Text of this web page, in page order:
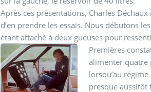
Après ces présentations, Charles
d’en prendre les essais. Nous débutons
étant attaché à deux gueuses pour
Premières
alimenter quatre
lorsqu’au
presque aussitôt